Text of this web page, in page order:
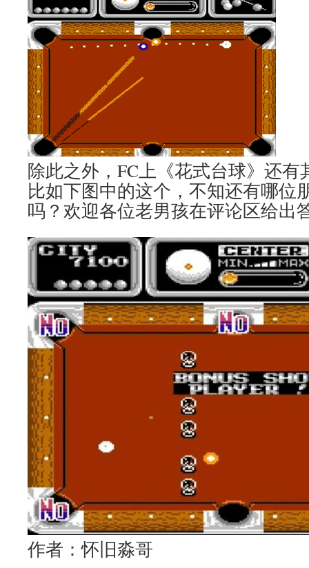
除此之外，FC上《花式台球》还
比如下图中的这个，不知还有哪位
吗？欢迎各位老男孩在评论区给出
作者：怀旧淼哥